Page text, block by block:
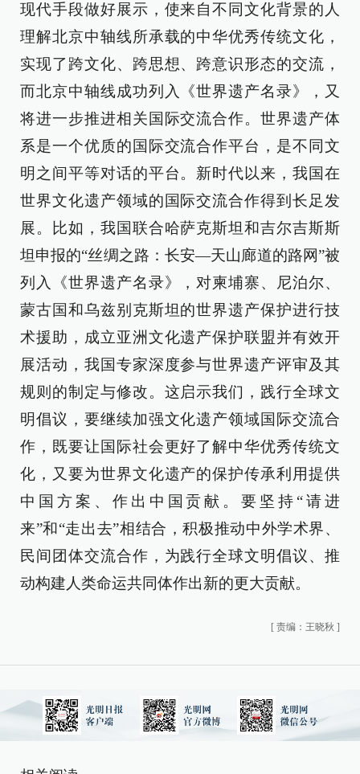
现代手段做好展示，使来自不同文化背景的人
理解北京中轴线所承载的中华优秀传统文化，
实现了跨文化、跨思想、跨意识形态的交流，
而北京中轴线成功列入《世界遗产名录》，又
将进一步推进相关国际交流合作。世界遗产体
系是一个优质的国际交流合作平台，是不同文
明之间平等对话的平台。新时代以来，我国在
世界文化遗产领域的国际交流合作得到长足发
展。比如，我国联合哈萨克斯坦和吉尔吉斯斯
坦申报的“丝绸之路：长安—天山廊道的路网”被
列入《世界遗产名录》，对柬埔寨、尼泊尔、
蒙古国和乌兹别克斯坦的世界遗产保护进行技
术援助，成立亚洲文化遗产保护联盟并有效开
展活动，我国专家深度参与世界遗产评审及其
规则的制定与修改。这启示我们，践行全球文
明倡议，要继续加强文化遗产领域国际交流合
作，既要让国际社会更好了解中华优秀传统文
化，又要为世界文化遗产的保护传承利用提供
中国方案、作出中国贡献。要坚持“请进
来”和“走出去”相结合，积极推动中外学术界、
民间团体交流合作，为践行全球文明倡议、推
动构建人类命运共同体作出新的更大贡献。
[ 责编：王晓秋 ]